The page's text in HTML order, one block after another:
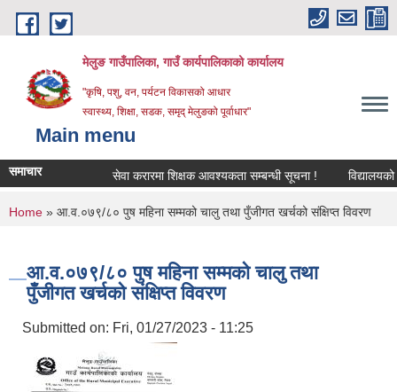
Skip to main content
मेलुङ गाउँपालिका, गाउँ कार्यपालिकाको कार्यालय
"कृषि, पशु, वन, पर्यटन विकासको आधार
स्वास्थ्य, शिक्षा, सडक, समृद् मेलुङको पूर्वाधार"
Main menu
समाचार सेवा करारमा शिक्षक आवश्‍यकता सम्बन्धी सूचना ! विद्यालयको
You are here
Home » आ.व.०७९/८० पुष महिना सम्मको चालु तथा पुँजीगत खर्चको संक्षिप्त विवरण
आ.व.०७९/८० पुष महिना सम्मको चालु तथा
पुँजीगत खर्चको संक्षिप्त विवरण
Submitted on: Fri, 01/27/2023 - 11:25